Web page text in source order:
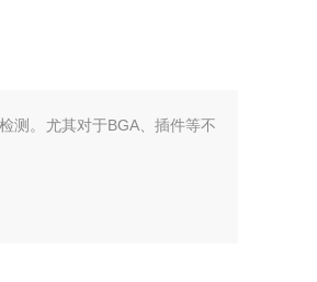
测。尤其对于BGA、插件等不